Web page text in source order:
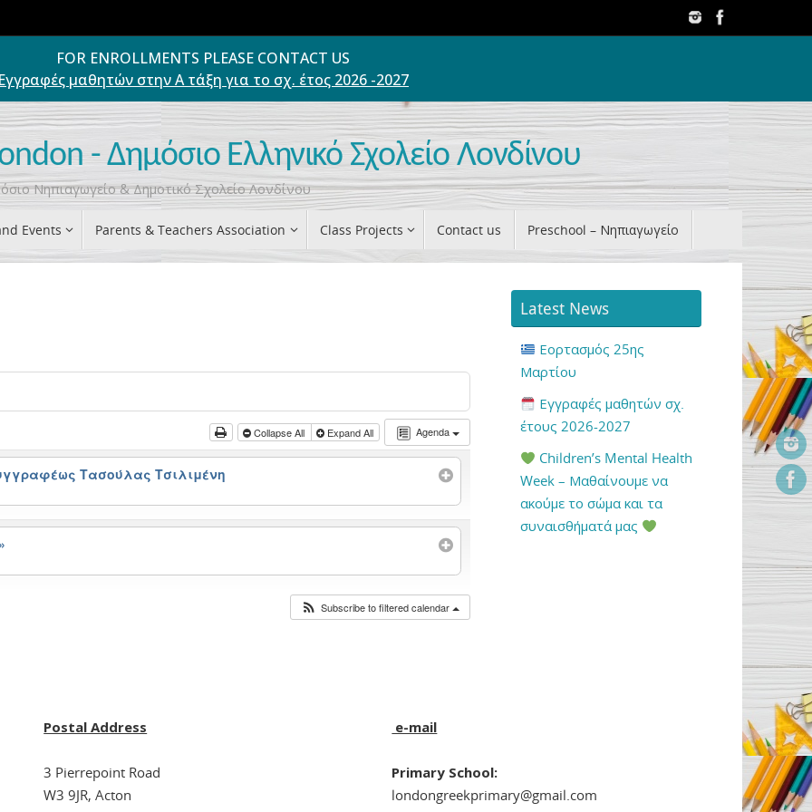
FOR ENROLLMENTS PLEASE CONTACT US
Εγγραφές μαθητών στην Α τάξη για το σχ. έτος 2026 -2027
- Δημόσιο Ελληνικό Σχολείο Λονδίνου
Νηπιαγωγείο & Δημοτικό Σχολείο Λονδίνου
Events Parents & Teachers Association Class Projects Contact us Preschool – Νηπιαγωγείο
Agenda
Collapse All Expand All
Τασούλας Τσιλιμένη
Subscribe to filtered calendar
Latest News
Εορτασμός 25ης
Μαρτίου
Εγγραφές μαθητών σχ.
έτους 2026-2027
Children’s Mental Health
Week – Μαθαίνουμε να
ακούμε το σώμα και τα
συναισθήματά μας
Postal Address
3 Pierrepoint Road
W3 9JR, Acton
e-mail
Primary School:
londongreekprimary@gmail.com